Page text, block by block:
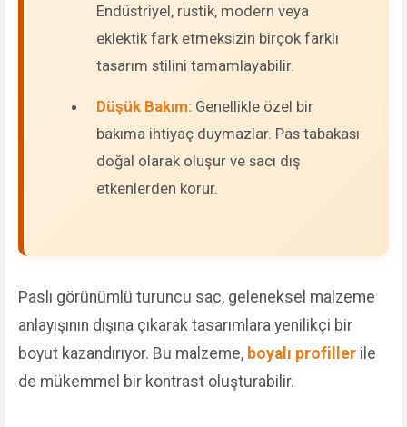
Endüstriyel, rustik, modern veya
eklektik fark etmeksizin birçok farklı
tasarım stilini tamamlayabilir.
Düşük Bakım: Genellikle özel bir
bakıma ihtiyaç duymazlar. Pas tabakası
doğal olarak oluşur ve sacı dış
etkenlerden korur.
Paslı görünümlü turuncu sac, geleneksel malzeme
anlayışının dışına çıkarak tasarımlara yenilikçi bir
boyut kazandırıyor. Bu malzeme, boyalı profiller ile
de mükemmel bir kontrast oluşturabilir.